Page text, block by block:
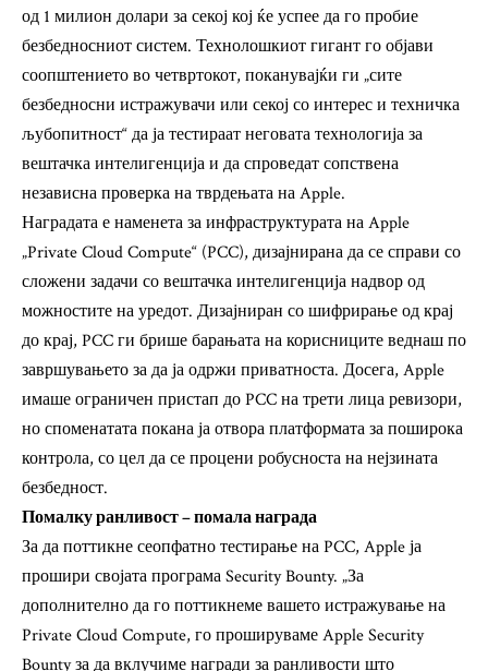
од 1 милион долари за секој кој ќе успее да го пробие
безбедносниот систем. Технолошкиот гигант го објави
соопштението во четвртокот, поканувајќи ги „сите
безбедносни истражувачи или секој со интерес и техничка
љубопитност“ да ја тестираат неговата технологија за
вештачка интелигенција и да спроведат сопствена
независна проверка на тврдењата на Apple.
Наградата е наменета за инфраструктурата на Apple
„Private Cloud Compute“ (PCC), дизајнирана да се справи со
сложени задачи со вештачка интелигенција надвор од
можностите на уредот. Дизајниран со шифрирање од крај
до крај, PCC ги брише барањата на корисниците веднаш по
завршувањето за да ја одржи приватноста. Досега, Apple
имаше ограничен пристап до PCC на трети лица ревизори,
но споменатата покана ја отвора платформата за поширока
контрола, со цел да се процени робусноста на нејзината
безбедност.
Помалку ранливост – помала награда
За да поттикне сеопфатно тестирање на PCC, Apple ја
прошири својата програма Security Bounty. „За
дополнително да го поттикнеме вашето истражување на
Private Cloud Compute, го прошируваме Apple Security
Bounty за да вклучиме награди за ранливости што